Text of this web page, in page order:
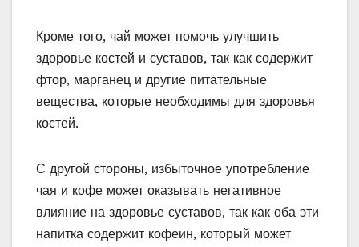
Кроме того, чай может помочь улучшить
здоровье костей и суставов, так как содержит
фтор, марганец и другие питательные
вещества, которые необходимы для здоровья
костей.
С другой стороны, избыточное употребление
чая и кофе может оказывать негативное
влияние на здоровье суставов, так как оба эти
напитка содержит кофеин, который может